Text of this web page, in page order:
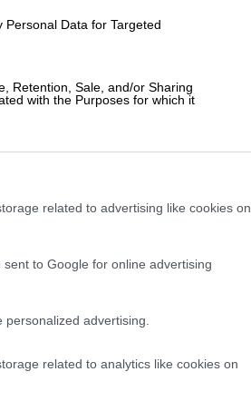
Data for Targeted
Retention, Sale, and/or Sharing
with the Purposes for which it
related to advertising like cookies on
to Google for online advertising
advertising.
related to analytics like cookies on
γιορτάζει αυτό το
τα προσβλητικά σχόλια θα